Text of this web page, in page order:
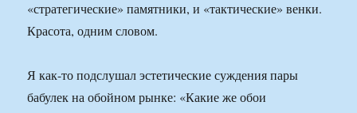
«стратегические» памятники, и «тактические» венки.
Красота, одним словом.
Я как-то подслушал эстетические суждения пары
бабулек на обойном рынке: «Какие же обои